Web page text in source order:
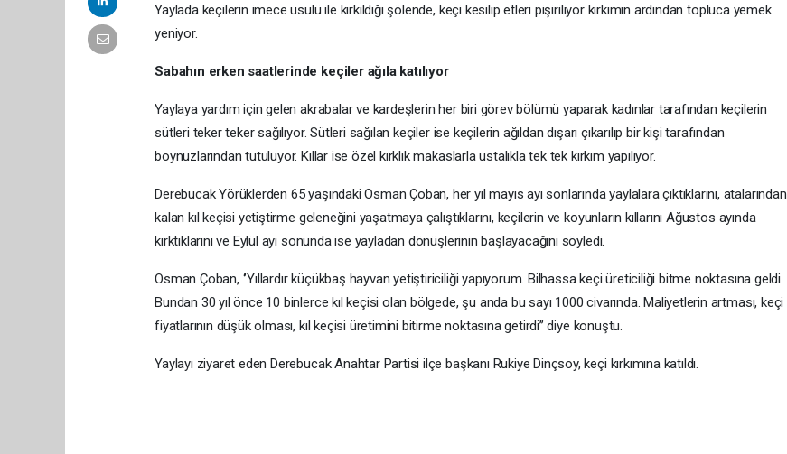
Yaylada keçilerin imece usulü ile kırkıldığı şölende, keçi kesilip etleri pişiriliyor kırkımın ardından topluca yemek
yeniyor.
Sabahın erken saatlerinde keçiler ağıla katılıyor
Yaylaya yardım için gelen akrabalar ve kardeşlerin her biri görev bölümü yaparak kadınlar tarafından keçilerin
sütleri teker teker sağılıyor. Sütleri sağılan keçiler ise keçilerin ağıldan dışarı çıkarılıp bir kişi tarafından
boynuzlarından tutuluyor. Kıllar ise özel kırklık makaslarla ustalıkla tek tek kırkım yapılıyor.
Derebucak Yörüklerden 65 yaşındaki Osman Çoban, her yıl mayıs ayı sonlarında yaylalara çıktıklarını, atalarından
kalan kıl keçisi yetiştirme geleneğini yaşatmaya çalıştıklarını, keçilerin ve koyunların kıllarını Ağustos ayında
kırktıklarını ve Eylül ayı sonunda ise yayladan dönüşlerinin başlayacağını söyledi.
Osman Çoban, ‘’Yıllardır küçükbaş hayvan yetiştiriciliği yapıyorum. Bilhassa keçi üreticiliği bitme noktasına geldi.
Bundan 30 yıl önce 10 binlerce kıl keçisi olan bölgede, şu anda bu sayı 1000 civarında. Maliyetlerin artması, keçi
fiyatlarının düşük olması, kıl keçisi üretimini bitirme noktasına getirdi’’ diye konuştu.
Yaylayı ziyaret eden Derebucak Anahtar Partisi ilçe başkanı Rukiye Dinçsoy, keçi kırkımına katıldı.